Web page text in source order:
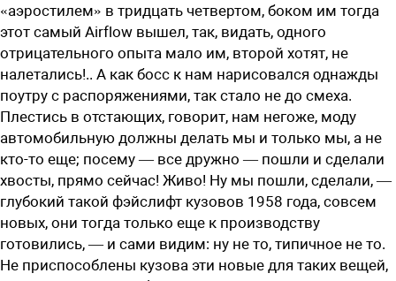
«аэростилем» в тридцать четвертом, боком им тогда
этот самый Airflow вышел, так, видать, одного
отрицательного опыта мало им, второй хотят, не
налетались!.. А как босс к нам нарисовался однажды
поутру с распоряжениями, так стало не до смеха.
Плестись в отстающих, говорит, нам негоже, моду
автомобильную должны делать мы и только мы, а не
кто-то еще; посему — все дружно — пошли и сделали
хвосты, прямо сейчас! Живо! Ну мы пошли, сделали, —
глубокий такой фэйслифт кузовов 1958 года, совсем
новых, они тогда только еще к производству
готовились, — и сами видим: ну не то, типичное не то.
Не приспособлены кузова эти новые для таких вещей,